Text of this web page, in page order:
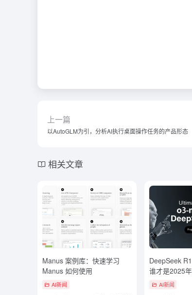
上一篇
以AutoGLM为引，分析AI执行桌面操作任务的产品形态
相关文章
Manus 案例库：快速学习
Manus 如何使用
AI新闻
DeepSeek
谁才是2025
的推理模型？
AI新闻